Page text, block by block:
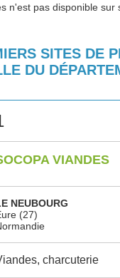
n'est pas disponible sur
SITES DE
DU
VIANDES
NEUBOURG
(27)
charcuterie